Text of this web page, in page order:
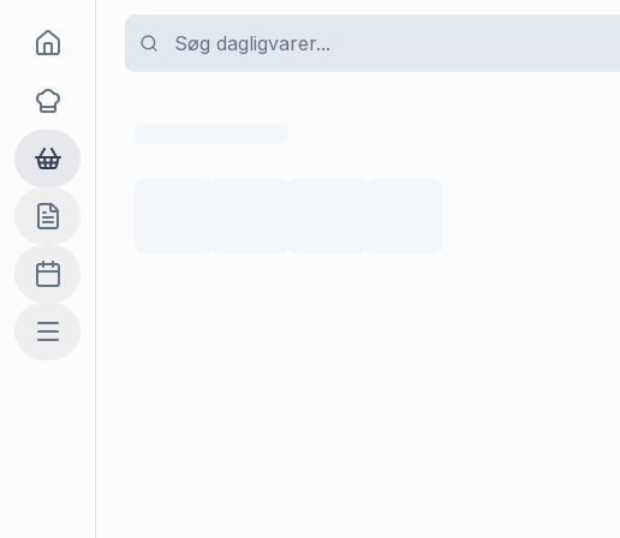
Goma
Opskrifter
Dagligvarer
Indkøbslisten
Madplan
Mere